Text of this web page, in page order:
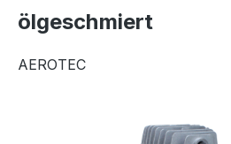
ölgeschmiert
AEROTEC
Bildergalerie überspringen